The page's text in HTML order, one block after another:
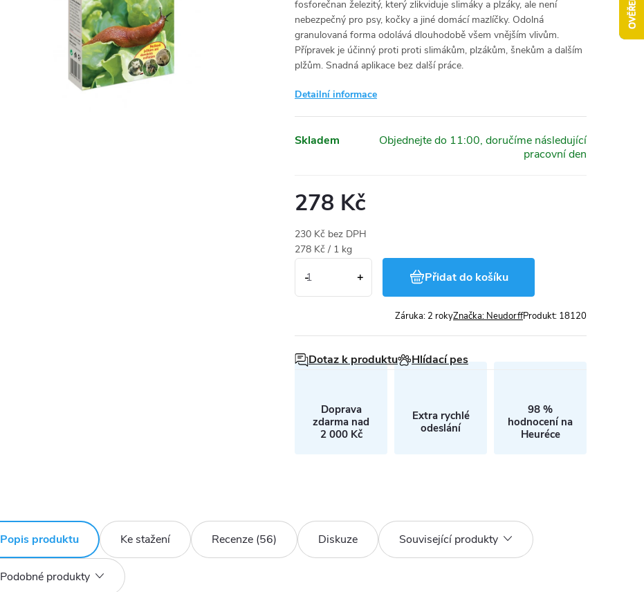
fosforečnan železitý, který zlikviduje slimáky a plzáky, ale není
nebezpečný pro psy, kočky a jiné domácí mazlíčky. Odolná
granulovaná forma odolává dlouhodobě všem vnějším vlivům.
Přípravek je účinný proti proti slimákům, plzákům, šnekům a dalším
plžům. Snadná aplikace bez další práce.
Detailní informace
Skladem
278 Kč
230 Kč bez DPH
Měrná
278 Kč / 1 kg
Přidat do košíku
Značka: Neudorff
Záruka: 2 roky Produkt: 18120
Dotaz k produktu Hlídací pes
Doprava
zdarma nad
2 000 Kč
Extra rychlé
odeslání
98 %
hodnocení na
Heuréce
Popis produktu Ke stažení Recenze (56) Diskuze Související produkty
Podobné produkty